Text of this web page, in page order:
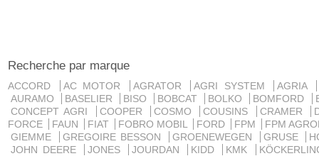
Recherche par marque
ACCORD AC MOTOR AGRATOR AGRI SYSTEM
AGRIA
AURAMO
BASELIER BISO BOBCAT BOLKO BOMFORD
CONCEPT AGRI
COOPER COSMO COUSINS CRAMER
FORCE
FAUN FIAT FOBRO MOBIL FORD FPM
FPM
GIEMME
GREGOIRE BESSON GROENEWEGEN GRUSE
JOHN DEERE
JONES JOURDAN KIDD KMK